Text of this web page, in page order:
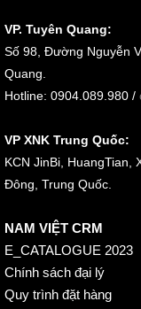
VP. Tuyên Quang:
Số 98, Đường Nguyễn
Quang.
Hotline: 0904.089.980 /
VP XNK Trung Quốc:
KCN JinBi, HuangTian,
Đông, Trung Quốc.
NAM VIỆT CRM
E_CATALOGUE 2023
Chính sách đại lý
Quy trình đặt hàng